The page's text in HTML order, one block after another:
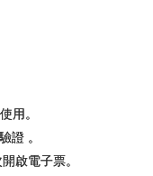
用。
證 。
啟電子票。